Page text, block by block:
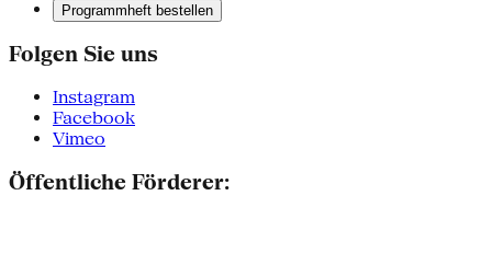
Programmheft bestellen
Folgen Sie uns
Instagram
Facebook
Vimeo
Öffentliche Förderer: